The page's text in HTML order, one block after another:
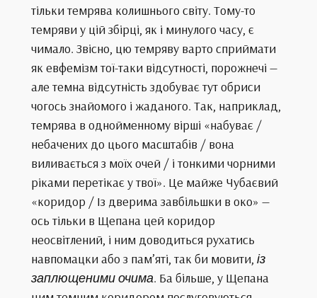
тільки темрява колишнього світу. Тому-то
темряви у цій збірці, як і минулого часу, є
чимало. Звісно, цю темряву варто сприймати
як евфемізм тої-таки відсутності, порожнечі —
але темна відсутність здобуває тут обриси
чогось знайомого і жаданого. Так, наприклад,
темрява в однойменному вірші «набуває /
небачених до цього масштабів / вона
виливається з моїх очей / і тонкими чорними
ріками перетікає у твої». Це майже Чубаєвий
«коридор / Із дверима завбільшки в око» —
ось тільки в Щепана цей коридор
неосвітлений, і ним доводиться рухатись
навпомацки або з пам’яті, так би мовити, із
заплющеними очима. Ба більше, у Щепана